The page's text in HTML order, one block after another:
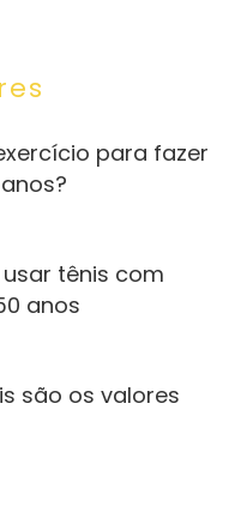
para fazer
tênis com
anos
são os valores